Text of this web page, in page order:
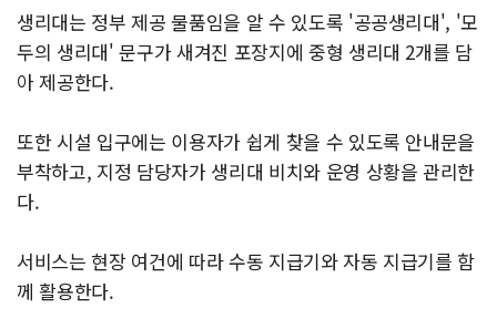
생리대는 정부 제공 물품임을 알 수 있도록 '공공생리대', '모
두의 생리대' 문구가 새겨진 포장지에 중형 생리대 2개를 담
아 제공한다.
또한 시설 입구에는 이용자가 쉽게 찾을 수 있도록 안내문을
부착하고, 지정 담당자가 생리대 비치와 운영 상황을 관리한
다.
서비스는 현장 여건에 따라 수동 지급기와 자동 지급기를 함
께 활용한다.